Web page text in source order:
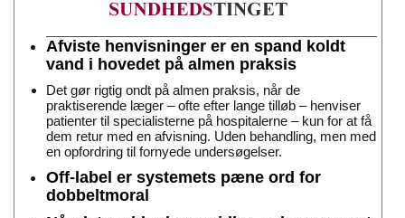
Afviste henvisninger er en spand koldt
vand i hovedet på almen praksis
Det gør rigtig ondt på almen praksis, når de
praktiserende læger – ofte efter lange tilløb – henviser
patienter til specialisterne på hospitalerne – kun for at få
dem retur med en afvisning. Uden behandling, men med
en opfordring til fornyede undersøgelser.
Off-label er systemets pæne ord for
dobbeltmoral